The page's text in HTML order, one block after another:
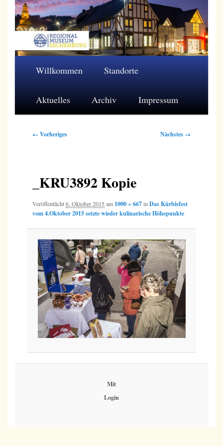
Zum
primären
Inhalt
Regionalmuseum Eschenburg e.V.
Willkommen Standorte
Aktuelles Archiv Impressum
Bilder-
← Vorheriges Nächstes →
_KRU3892 Kopie
Veröffentlicht6. Oktober 2015 am 1000 × 667in Das Kürbisfest
vom 4.Oktober 2015 setzte wieder kulinarische Höhepunkte
Mit
Login